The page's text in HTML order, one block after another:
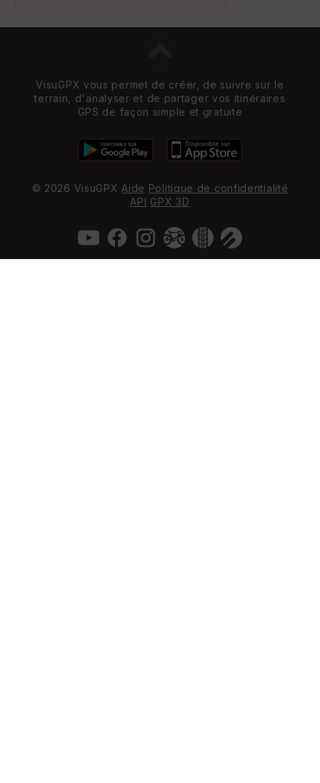
VisuGPX vous permet de créer, de suivre sur le
terrain, d'analyser et de partager vos itinéraires
GPS de façon simple et gratuite
© 2026 VisuGPX Aide Politique de confidentialité
API GPX 3D